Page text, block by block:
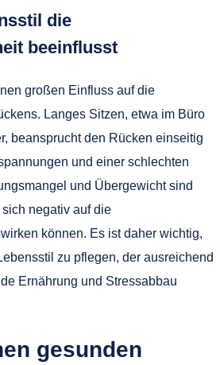
die
beeinflusst
großen Einfluss auf die
Langes Sitzen, etwa im Büro
beansprucht den Rücken einseitig
und einer schlechten
und Übergewicht sind
negativ auf die
können. Es ist daher wichtig,
zu pflegen, der ausreichend
Ernährung und Stressabbau
gesunden